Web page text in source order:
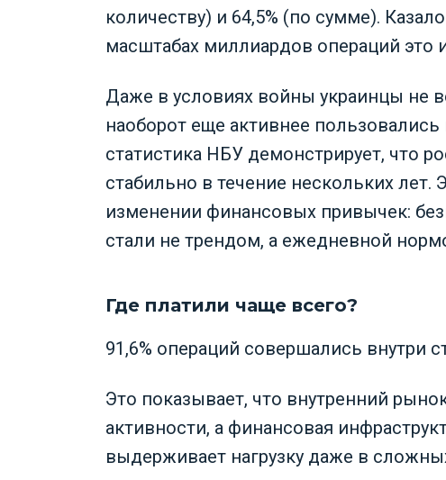
количеству) и 64,5% (по сумме).
масштабах миллиардов операций это
Даже в условиях войны украинцы не
наоборот еще активнее
статистика НБУ демонстрирует, что
стабильно в течение нескольких лет.
изменении финансовых привычек:
стали не трендом, а ежедневной
Где платили чаще всего?
91,6% операций совершались внутри
Это показывает, что внутренний
активности, а финансовая
выдерживает нагрузку даже в